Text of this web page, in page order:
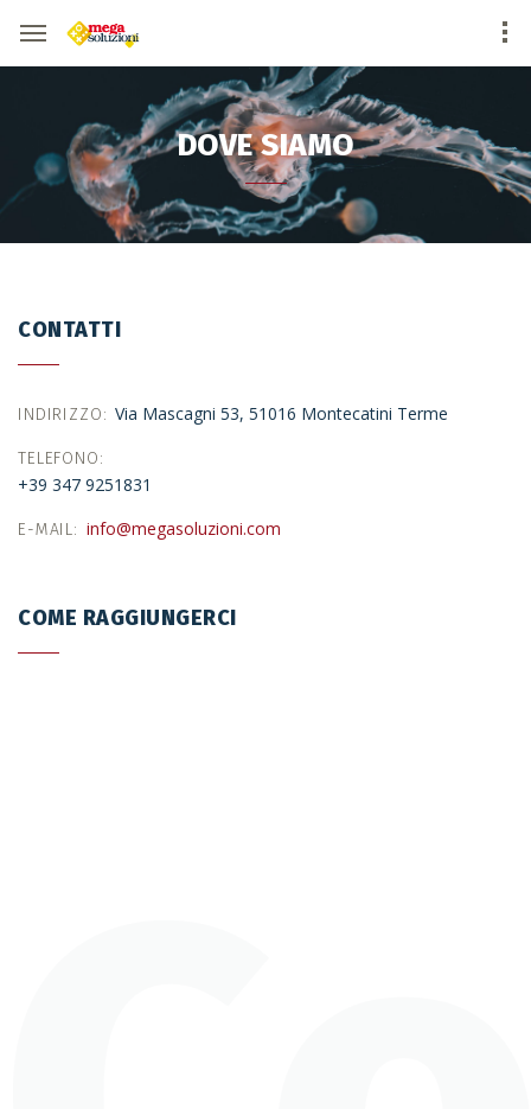
DOVE SIAMO
CONTATTI
INDIRIZZO Via Mascagni 53, 51016 Montecatini Terme
TELEFONO
+39 347 9251831
E-MAIL info@megasoluzioni.com
COME RAGGIUNGERCI